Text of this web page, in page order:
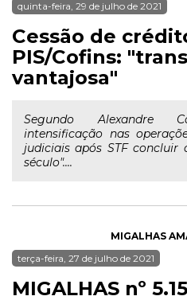
quinta-feira, 29 de julho de 2021
Cessão de
PIS/Cofins:
vantajosa"
Segundo Alexandre
intensificação nas
judiciais após STF
século"....
MIGALHAS
terça-feira, 27 de julho de 2021
MIGALHAS nº